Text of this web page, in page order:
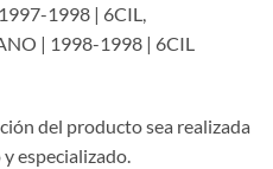
1998 | 6CIL,
| 1998-1998 | 6CIL
del producto sea realizada
especializado.